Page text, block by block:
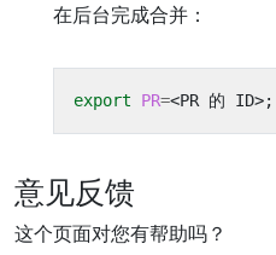
在后台完成合并：
export PR=<PR 的 ID>;
意见反馈
这个页面对您有帮助吗？